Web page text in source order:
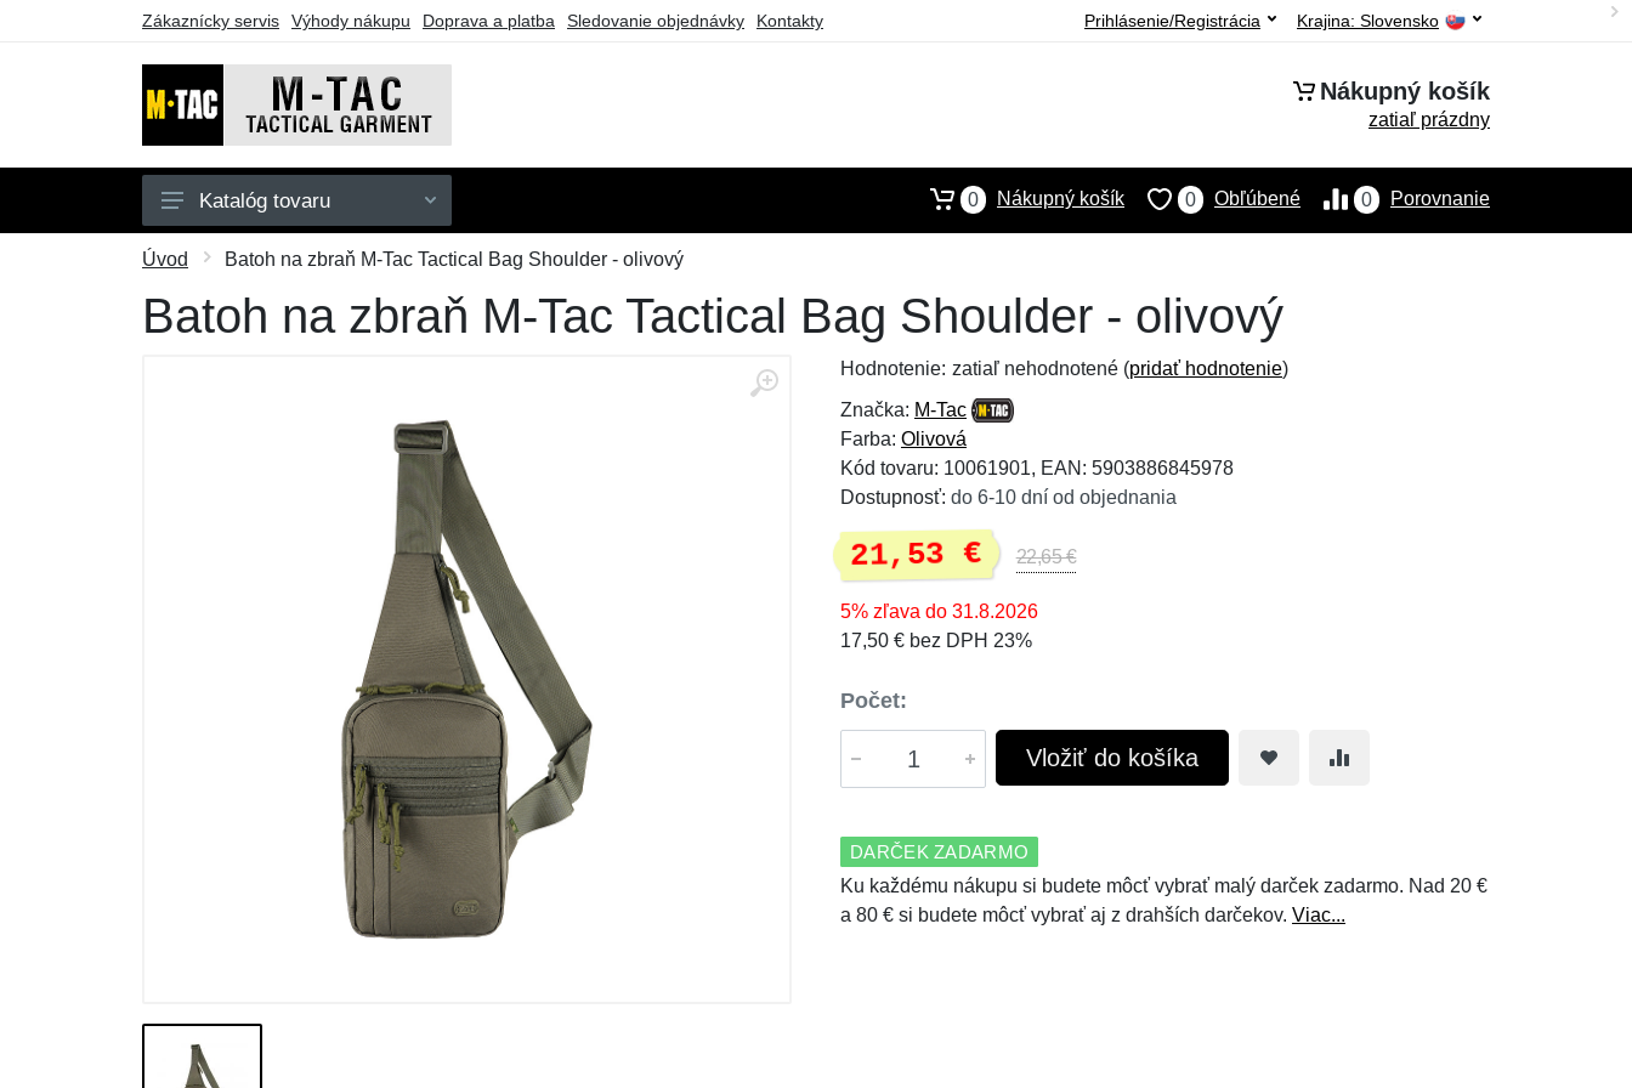
Zákaznícky servis Výhody nákupu Doprava a platba Sledovanie objednávky Kontakty Krajina: Slovensko
Prihlásenie/Registrácia
Nákupný košík
zatiaľ prázdny
Pánske
Dámske
Katalóg tovaru 0 Porovnanie
0 Obľúbené
0 Nákupný košík
Úvod Batoh na zbraň M-Tac Tactical Bag Shoulder - olivový
Batoh na zbraň M-Tac Tactical Bag Shoulder - olivový
Hodnotenie: zatiaľ nehodnotené (pridať hodnotenie)
Značka: M-Tac
Farba: Olivová
Kód tovaru: 10061901, EAN: 5903886845978
Dostupnosť: do 6-10 dní od objednania
21,53 € 22,65 €
5% zľava do 31.8.2026
17,50 € bez DPH 23%
Počet:
Vložiť do košíka
DARČEK ZADARMO
Ku každému nákupu si budete môcť vybrať malý darček zadarmo. Nad 20 €
a 80 € si budete môcť vybrať aj z drahších darčekov. Viac...